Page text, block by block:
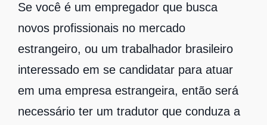
Se você é um empregador que busca
novos profissionais no mercado
estrangeiro, ou um trabalhador brasileiro
interessado em se candidatar para atuar
em uma empresa estrangeira, então será
necessário ter um tradutor que conduza a